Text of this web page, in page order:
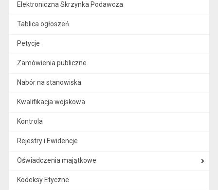
Elektroniczna Skrzynka Podawcza
Tablica ogłoszeń
Petycje
Zamówienia publiczne
Nabór na stanowiska
Kwalifikacja wojskowa
Kontrola
Rejestry i Ewidencje
Oświadczenia majątkowe
Kodeksy Etyczne